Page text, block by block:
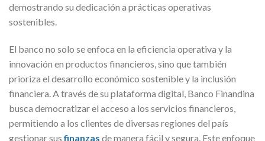
demostrando su dedicación a prácticas operativas
sostenibles.
El banco no solo se enfoca en la eficiencia operativa y la
innovación en productos financieros, sino que también
prioriza el desarrollo económico sostenible y la inclusión
financiera. A través de su plataforma digital, Banco Finandina
busca democratizar el acceso a los servicios financieros,
permitiendo a los clientes de diversas regiones del país
gestionar susfinanzas de manera fácil y segura. Este enfoque